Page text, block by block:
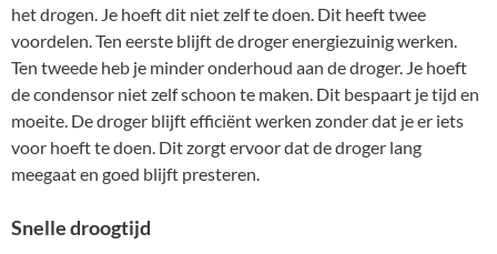
het drogen. Je hoeft dit niet zelf te doen. Dit heeft twee
voordelen. Ten eerste blijft de droger energiezuinig werken.
Ten tweede heb je minder onderhoud aan de droger. Je hoeft
de condensor niet zelf schoon te maken. Dit bespaart je tijd en
moeite. De droger blijft efficiënt werken zonder dat je er iets
voor hoeft te doen. Dit zorgt ervoor dat de droger lang
meegaat en goed blijft presteren.
Snelle droogtijd